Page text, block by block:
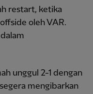
restart, ketika
oleh VAR.
unggul 2-1 dengan
mengibarkan